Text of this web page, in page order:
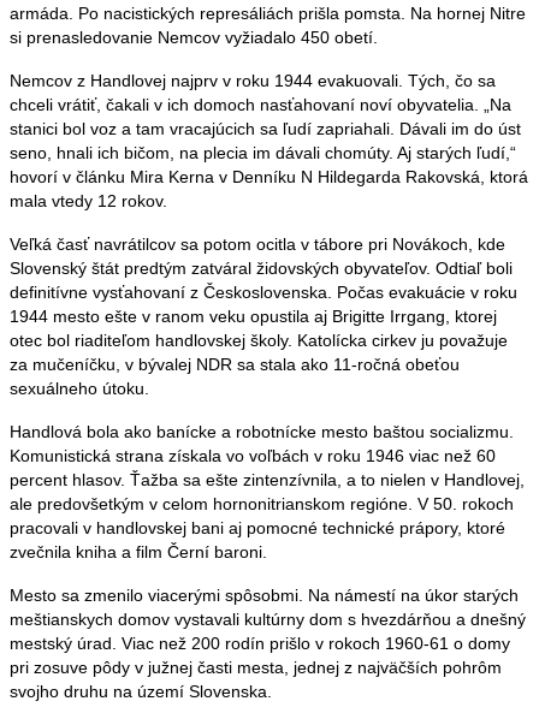
armáda. Po nacistických represáliách prišla pomsta. Na hornej Nitre
si prenasledovanie Nemcov vyžiadalo 450 obetí.
Nemcov z Handlovej najprv v roku 1944 evakuovali. Tých, čo sa
chceli vrátiť, čakali v ich domoch nasťahovaní noví obyvatelia. „Na
stanici bol voz a tam vracajúcich sa ľudí zapriahali. Dávali im do úst
seno, hnali ich bičom, na plecia im dávali chomúty. Aj starých ľudí,“
hovorí v článku Mira Kerna v Denníku N Hildegarda Rakovská, ktorá
mala vtedy 12 rokov.
Veľká časť navrátilcov sa potom ocitla v tábore pri Novákoch, kde
Slovenský štát predtým zatváral židovských obyvateľov. Odtiaľ boli
definitívne vysťahovaní z Československa. Počas evakuácie v roku
1944 mesto ešte v ranom veku opustila aj Brigitte Irrgang, ktorej
otec bol riaditeľom handlovskej školy. Katolícka cirkev ju považuje
za mučeníčku, v bývalej NDR sa stala ako 11-ročná obeťou
sexuálneho útoku.
Handlová bola ako banícke a robotnícke mesto baštou socializmu.
Komunistická strana získala vo voľbách v roku 1946 viac než 60
percent hlasov. Ťažba sa ešte zintenzívnila, a to nielen v Handlovej,
ale predovšetkým v celom hornonitrianskom regióne. V 50. rokoch
pracovali v handlovskej bani aj pomocné technické prápory, ktoré
zvečnila kniha a film Černí baroni.
Mesto sa zmenilo viacerými spôsobmi. Na námestí na úkor starých
meštianskych domov vystavali kultúrny dom s hvezdárňou a dnešný
mestský úrad. Viac než 200 rodín prišlo v rokoch 1960-61 o domy
pri zosuve pôdy v južnej časti mesta, jednej z najväčších pohrôm
svojho druhu na území Slovenska.